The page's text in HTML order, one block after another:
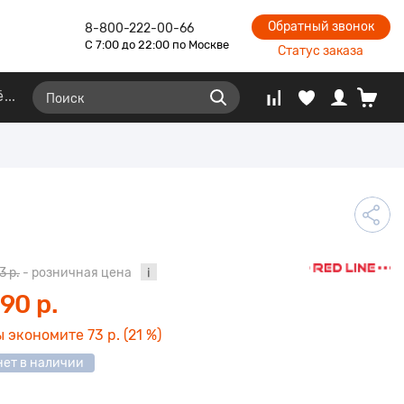
8-800-222-00-66
С 7:00 до 22:00 по Москве
Обратный звонок
Статус заказа
р. - розничная цена
р.
экономите 73 р. (21 %)
в наличии